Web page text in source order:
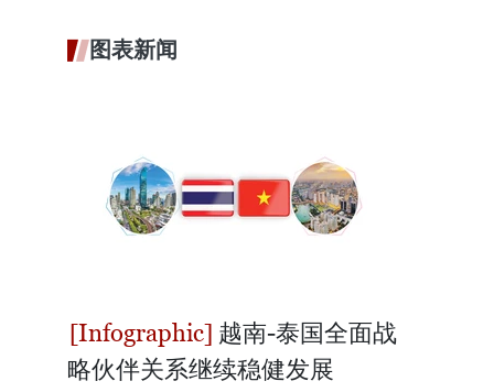
图表新闻
越南-泰国全面战
略伙伴关系继续稳健发展